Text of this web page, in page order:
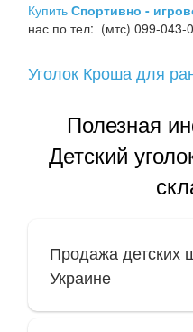
Купить Спортивно -
нас по тел: (мтс) 099-
Уголок Кроша для
Полезная
Детский
Продажа детских
Украине